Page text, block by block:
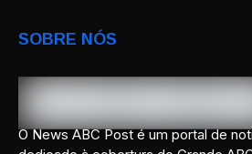
SOBRE NÓS
O News ABC Post é um portal de